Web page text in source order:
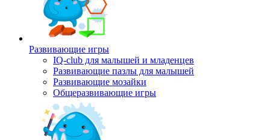
Развивающие игры
IQ-club для малышей и младенцев
Развивающие пазлы для малышей
Развивающие мозайки
Общеразвивающие игры